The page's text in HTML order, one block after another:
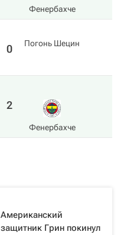
Фенербахче
0 Погонь Шецин
2
Фенербахче
Американский
защитник Грин покинул